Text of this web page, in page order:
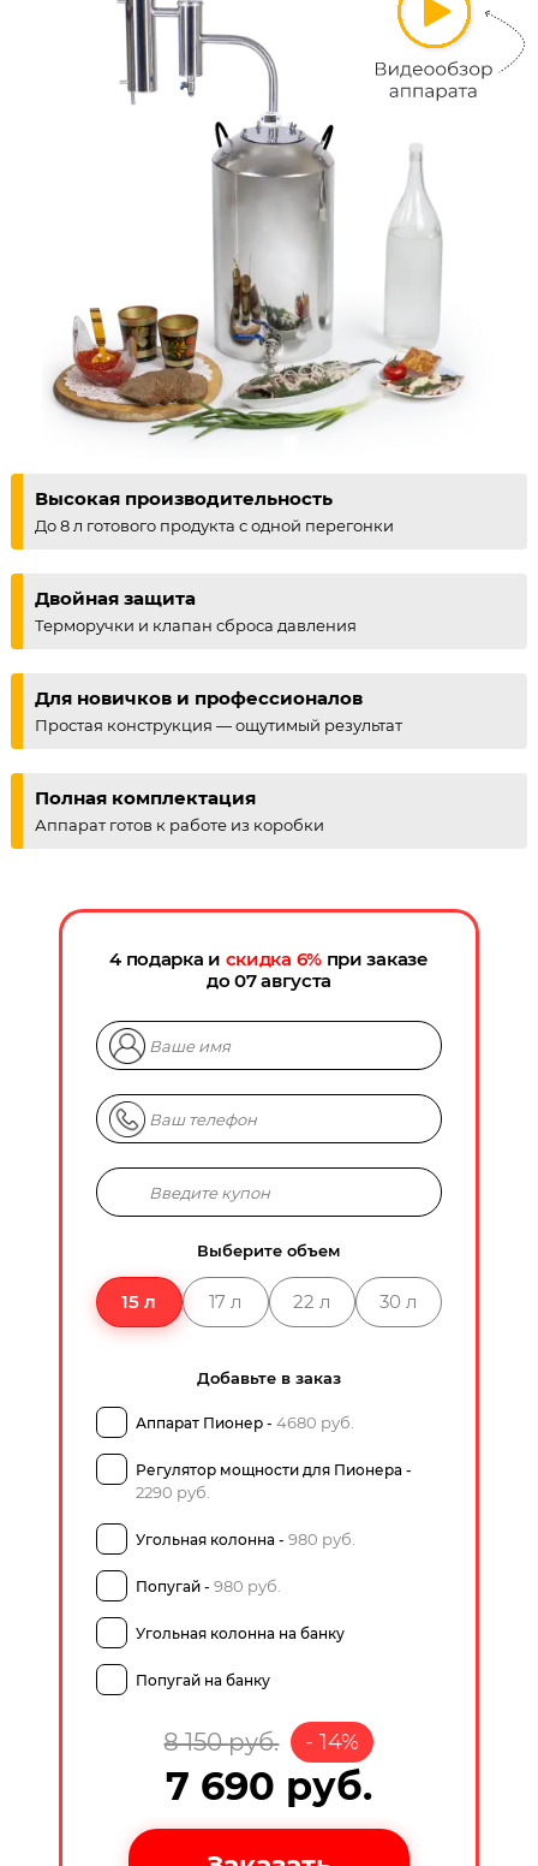
Высокая производительность
До 8 л готового продукта с одной перегонки
Двойная защита
Терморучки и клапан сброса давления
Для новичков и профессионалов
Простая конструкция — ощутимый результат
Полная комплектация
Аппарат готов к работе из коробки
4 подарка и скидка 6%при заказе
Выберите объем
15 л 17 л 22 л 30 л
Добавьте в заказ
Аппарат Пионер - 4680 руб.
Регулятор мощности для Пионера -
2290 руб.
Угольная колонна - 980 руб.
Попугай - 980 руб.
Угольная колонна на банку
Попугай на банку
8 150руб. -14%
7 690 руб.